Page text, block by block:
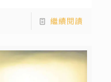
繼續閱讀